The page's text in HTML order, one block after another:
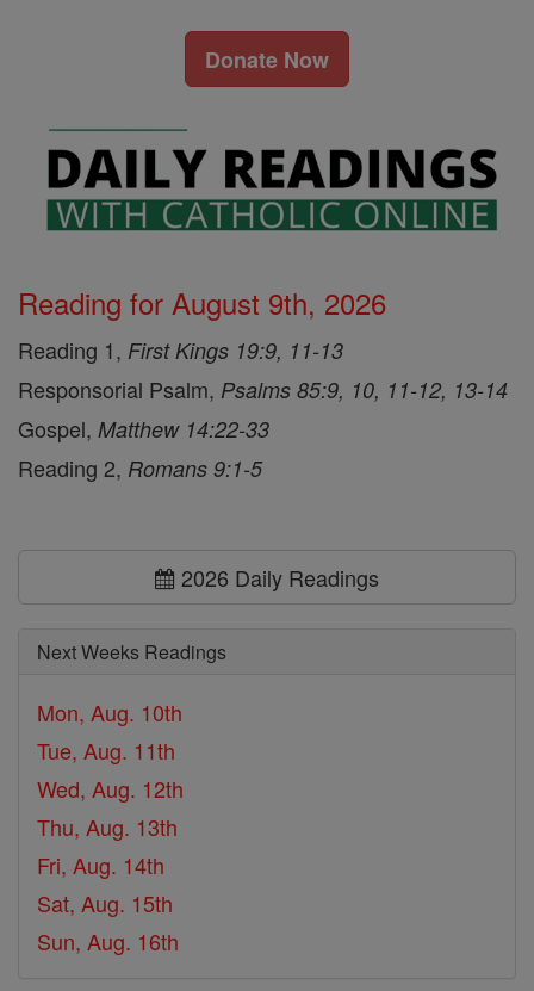
Donate Now
Reading for August 9th, 2026
Reading 1, First Kings 19:9, 11-13
Responsorial Psalm, Psalms 85:9, 10, 11-12, 13-14
Gospel, Matthew 14:22-33
Reading 2, Romans 9:1-5
2026 Daily Readings
Next Weeks Readings
Mon, Aug. 10th
Tue, Aug. 11th
Wed, Aug. 12th
Thu, Aug. 13th
Fri, Aug. 14th
Sat, Aug. 15th
Sun, Aug. 16th